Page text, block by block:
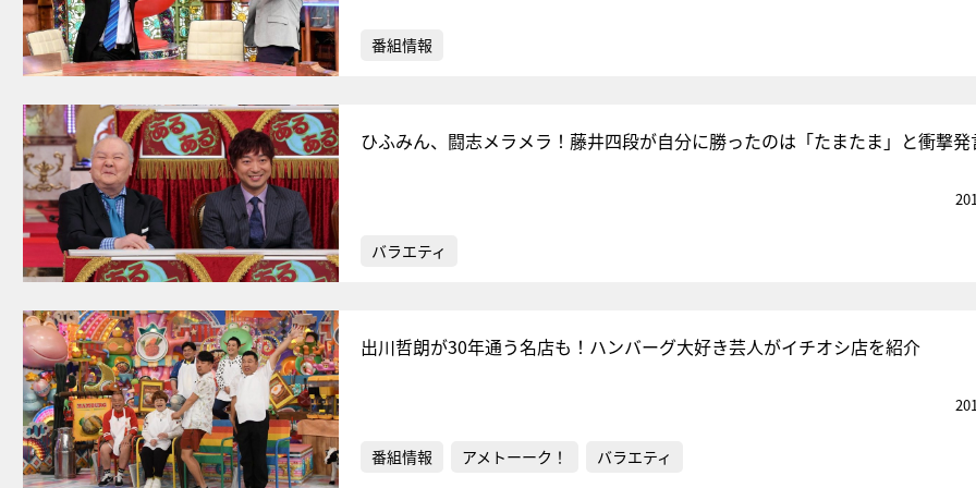
番組情報
ひふみん、闘志メラメラ！藤井四段が自分に勝ったのは「たまたま」と衝撃発
バラエティ
出川哲朗が30年通う名店も！ハンバーグ大好き芸人がイチオシ店を紹介
番組情報 アメトーーク！ バラエティ